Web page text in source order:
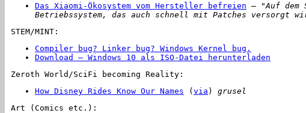
Das Xiaomi-Ökosystem vom Hersteller befreien –
"Auf dem
Betriebssystem, das auch schnell mit Patches versorgt
STEM/MINT:
Compiler bug? Linker bug? Windows Kernel bug.
Download – Windows 10 als ISO-Datei herunterladen
Zeroth World/SciFi becoming Reality:
How Disney Rides Know Our Names ( via ) grusel
Art (Comics etc.):